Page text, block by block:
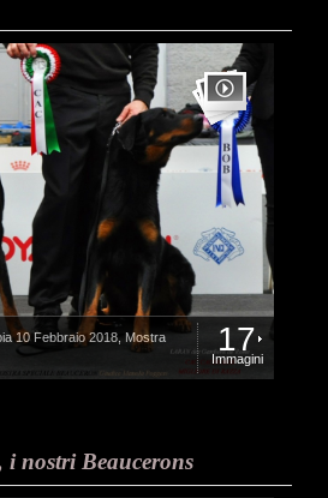
10 Febbraio 2018, Mostra
17
Immagini
nostri Beaucerons